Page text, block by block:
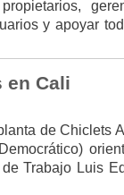
y apoyar
en Cali
de Chiclets
Trabajo Luis